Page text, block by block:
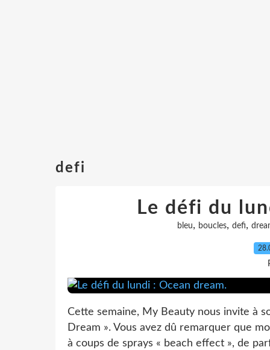
defi
Le défi du
bleu, boucles, defi,
Cette semaine, My Beauty nous invite à
Dream ». Vous avez dû remarquer que
à coups de sprays « beach effect », de